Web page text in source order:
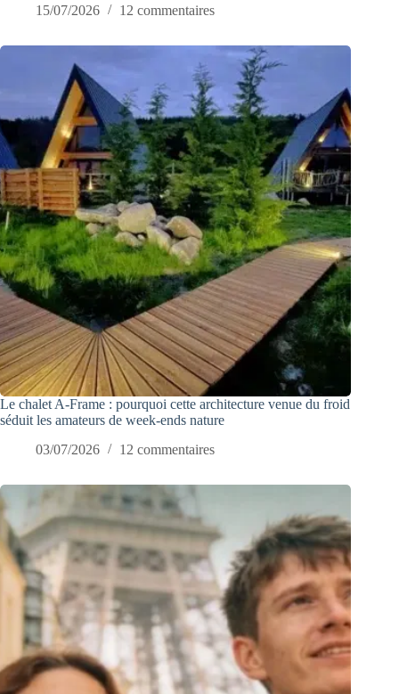
15/07/2026
12 commentaires
Le chalet A-Frame : pourquoi cette architecture venue du froid
séduit les amateurs de week-ends nature
03/07/2026
12 commentaires